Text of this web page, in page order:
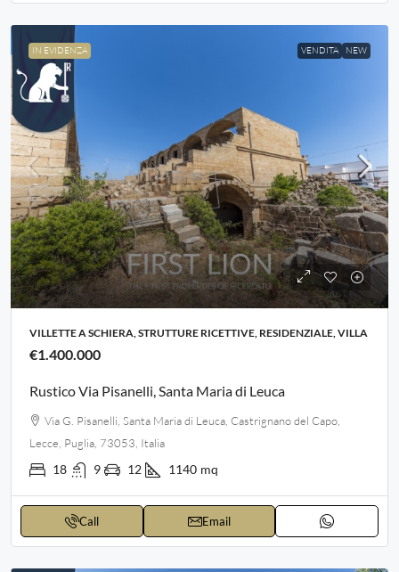
IN EVIDENZA VENDITA NEW
VILLETTE A SCHIERA, STRUTTURE RICETTIVE, RESIDENZIALE, VILLA
€1.400.000
Rustico Via Pisanelli, Santa Maria di Leuca
Via G. Pisanelli, Santa Maria di Leuca, Castrignano del Capo,
Lecce, Puglia, 73053, Italia
18 9 12 1140 mq
Call Email